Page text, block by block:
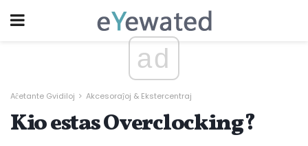
ad
Aĉetante Gvidiloj Akcesoraĵoj & Ekstercentraj
Kio estas Overclocking?